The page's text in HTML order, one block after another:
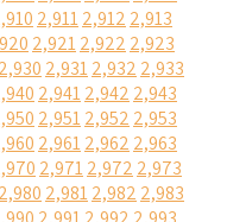
2,9112,912 2,913
2,9212,922 2,923
2,930 2,9312,932 2,933
2,9412,942 2,943
2,9512,952 2,953
2,9612,962 2,963
2,9712,972 2,973
2,980 2,9812,982 2,983